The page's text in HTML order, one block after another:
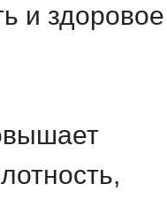
и здоровое